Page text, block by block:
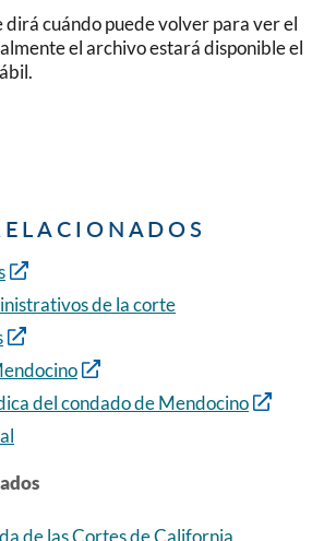
dirá cuándo puede volver para ver el
el archivo estará disponible el
de la corte
del condado de Mendocino